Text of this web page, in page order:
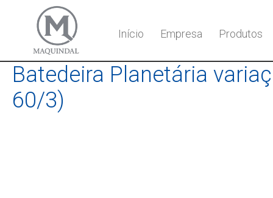
Início Empresa Produtos
Batedeira Planetária
60/3)